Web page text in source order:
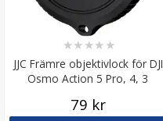
JJC Främre objektivlock för DJI
Osmo Action 5 Pro, 4, 3
★★ ★★ ★
79 kr